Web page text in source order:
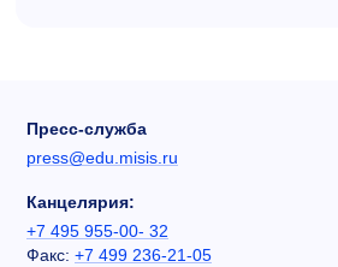
Пресс-служба
press@edu.misis.ru
Канцелярия:
+7 495 955-00- 32
Факс: +7 499 236-21-05